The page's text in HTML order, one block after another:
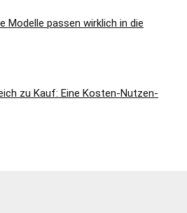
Modelle passen wirklich in die
zu Kauf: Eine Kosten-Nutzen-